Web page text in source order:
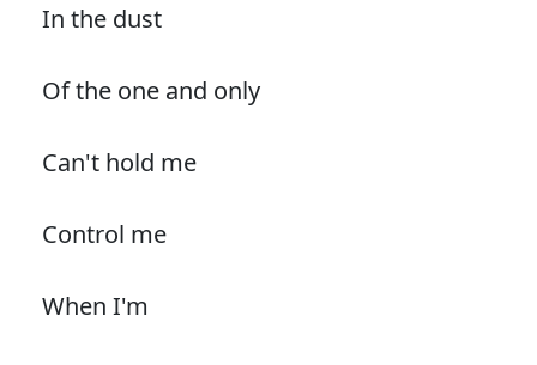
In the dust
Of the one and only
Can't hold me
Control me
When I'm